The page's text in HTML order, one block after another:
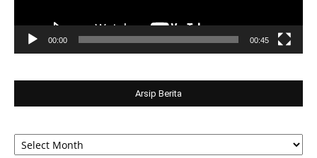
00:00 00:45
Arsip Berita
Arsip
Berita